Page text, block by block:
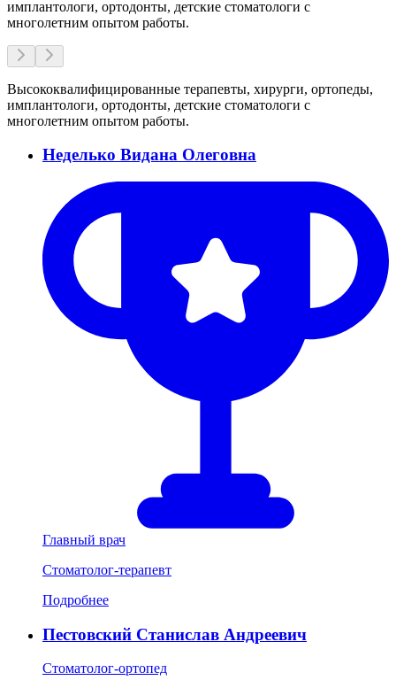
имплантологи, ортодонты, детские стоматологи с
многолетним опытом работы.
Высококвалифицированные терапевты, хирурги, ортопеды,
имплантологи, ортодонты, детские стоматологи с
многолетним опытом работы.
Неделько Видана Олеговна
Главный врач
Стоматолог-терапевт
Подробнее
Пестовский Станислав Андреевич
Стоматолог-ортопед